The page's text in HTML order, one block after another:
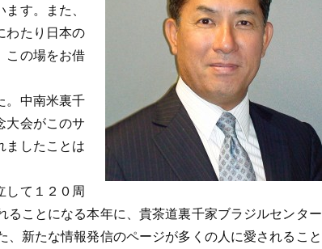
す。また、
わたり日本の
この場をお借
。中南米裏千
大会がこのサ
ましたことは
して１２０周
ことになる本年に、貴茶道裏千家ブラジルセンター
新たな情報発信のページが多くの人に愛されること